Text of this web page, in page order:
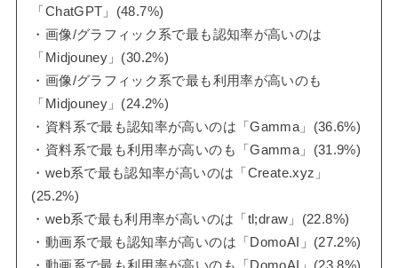
「ChatGPT」(48.7%)
・画像/グラフィック系で最も認知率が高いのは
「Midjouney」(30.2%)
・画像/グラフィック系で最も利用率が高いのも
「Midjouney」(24.2%)
・資料系で最も認知率が高いのは「Gamma」(36.6%)
・資料系で最も利用率が高いのも「Gamma」(31.9%)
・web系で最も認知率が高いのは「Create.xyz」
(25.2%)
・web系で最も利用率が高いのは「tl;draw」(22.8%)
・動画系で最も認知率が高いのは「DomoAI」(27.2%)